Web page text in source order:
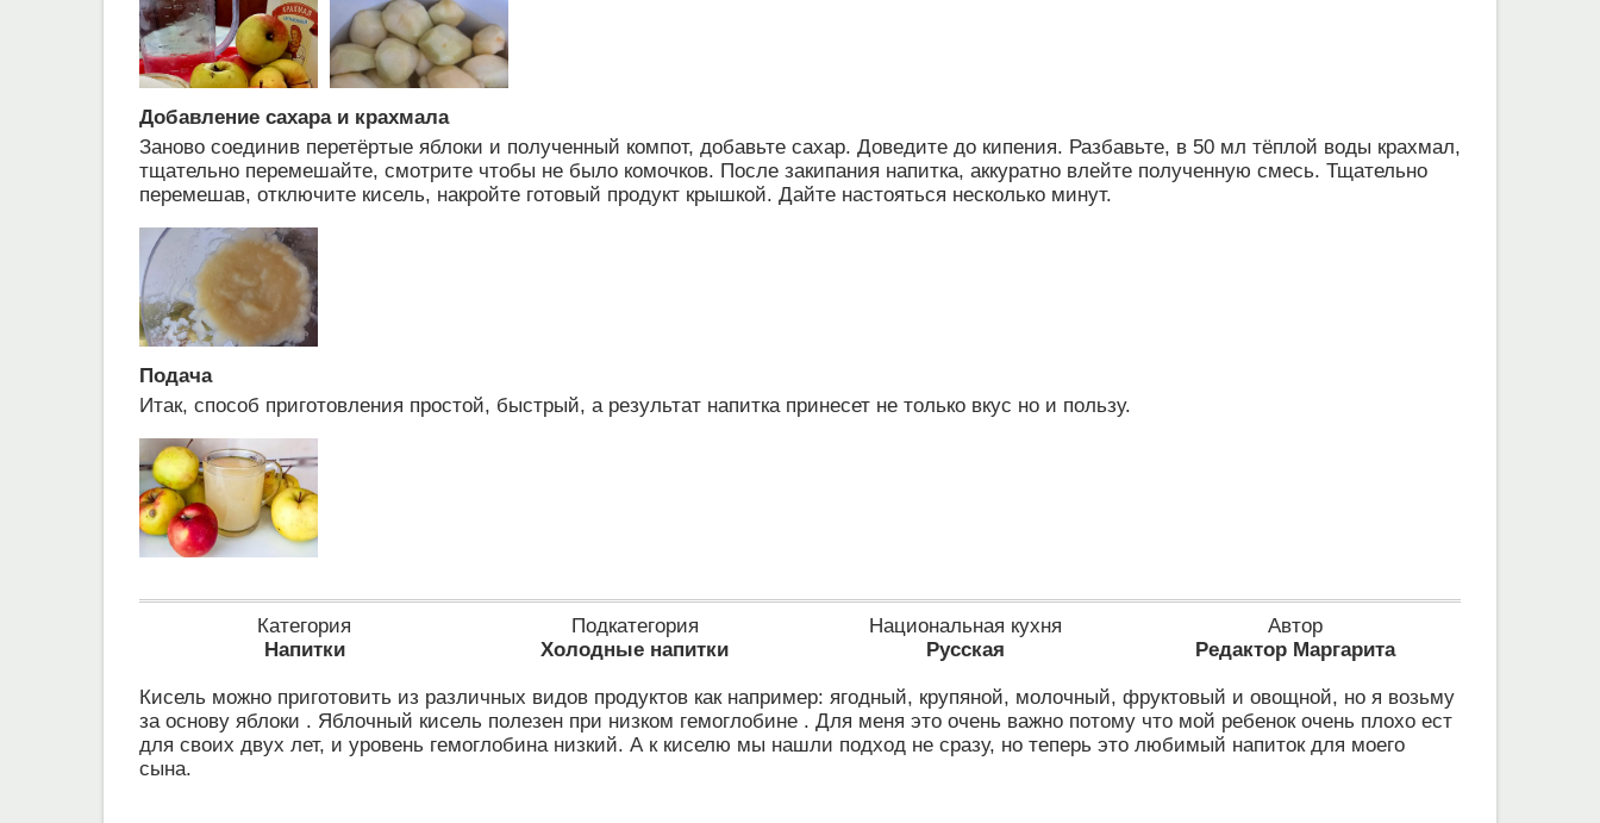
Добавление сахара и крахмала
Заново соединив перетёртые яблоки и полученный компот, добавьте сахар. Доведите до кипения. Разбавьте, в 50 мл тёплой воды крахмал,
тщательно перемешайте, смотрите чтобы не было комочков. После закипания напитка, аккуратно влейте полученную смесь. Тщательно
перемешав, отключите кисель, накройте готовый продукт крышкой. Дайте настояться несколько минут.
Подача
Итак, способ приготовления простой, быстрый, а результат напитка принесет не только вкус но и пользу.
Категория
Напитки
Подкатегория
Холодные напитки
Национальная кухня
Русская
Автор
Редактор Маргарита
Кисель можно приготовить из различных видов продуктов как например: ягодный, крупяной, молочный, фруктовый и овощной, но я возьму
за основу яблоки . Яблочный кисель полезен при низком гемоглобине . Для меня это очень важно потому что мой ребенок очень плохо ест
для своих двух лет, и уровень гемоглобина низкий. А к киселю мы нашли подход не сразу, но теперь это любимый напиток для моего
сына.